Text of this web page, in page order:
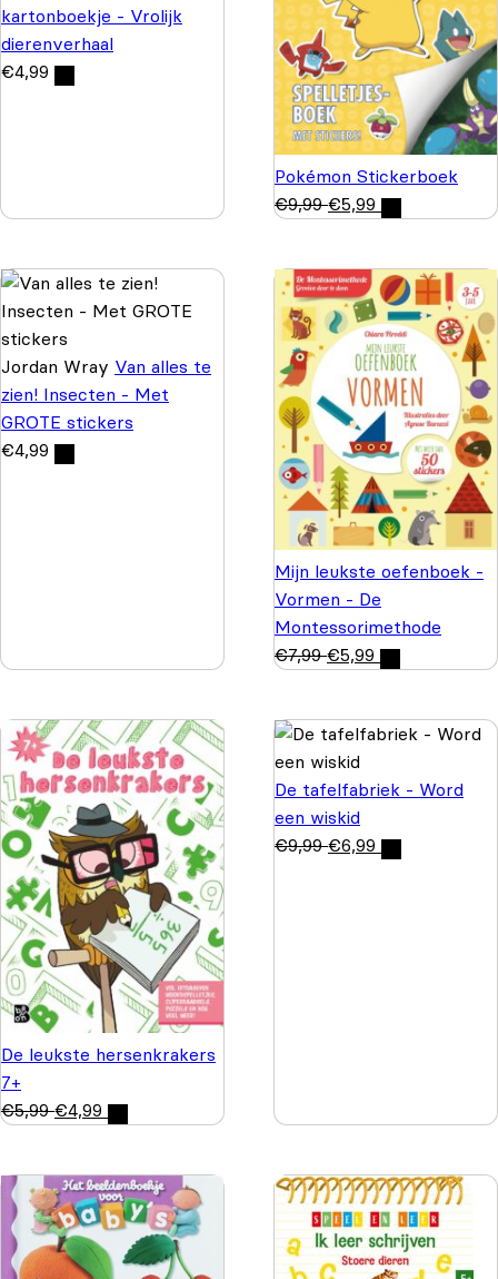
kartonboekje - Vrolijk
dierenverhaal
€4,99
Pokémon Stickerboek
€9,99 €5,99
Jordan Wray Van alles te
zien! Insecten - Met
GROTE stickers
€4,99
Mijn leukste oefenboek -
Vormen - De
Montessorimethode
€7,99 €5,99
De leukste hersenkrakers
7+
€5,99 €4,99
De tafelfabriek - Word
een wiskid
€9,99 €6,99